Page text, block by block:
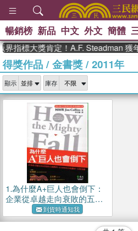
熱搜： 東野
、 The
獎 臺灣漫遊
暢銷榜 新品 中文 外文 簡體
指標大獎肯定！A.F. Steadman 獲
得獎作品 / 金書獎 / 2011年
顯示 庫存
1.為什麼A+巨人也會倒下：
企業從卓越走向衰敗的五個
階段，以及如何谷底翻身、
反敗為勝
到貨時通知我